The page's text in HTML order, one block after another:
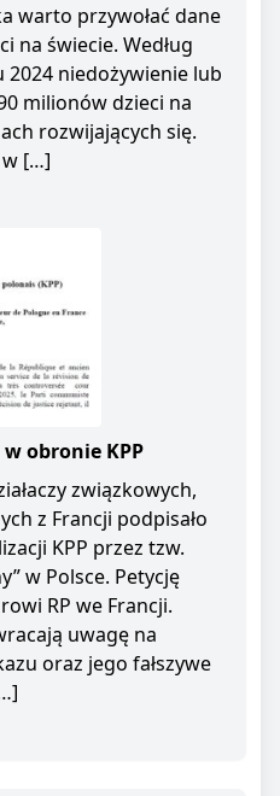
warto przywołać dane
na świecie. Według
2024 niedożywienie lub
milionów dzieci na
rozwijających się.
w […]
obronie KPP
związkowych,
z Francji podpisało
KPP przez tzw.
w Polsce. Petycję
RP we Francji.
uwagę na
oraz jego fałszywe